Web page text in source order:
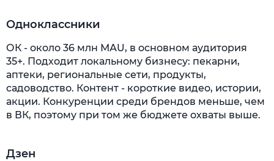
Одноклассники
ОК - около 36 млн МАU, в основном аудитория
35+. Подходит локальному бизнесу: пекарни,
аптеки, региональные сети, продукты,
садоводство. Контент - короткие видео, истории,
акции. Конкуренции среди брендов меньше, чем
в ВК, поэтому при том же бюджете охваты выше.
Дзен